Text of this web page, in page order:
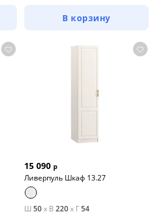
В корзину
15 090 р
Ливерпуль Шкаф 13.27
Ш 50x В 220x Г54